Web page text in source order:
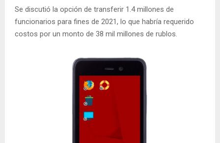
Se discutió la opción de transferir 1.4 millones de
funcionarios para fines de 2021, lo que habría requerido
costos por un monto de 38 mil millones de rublos.